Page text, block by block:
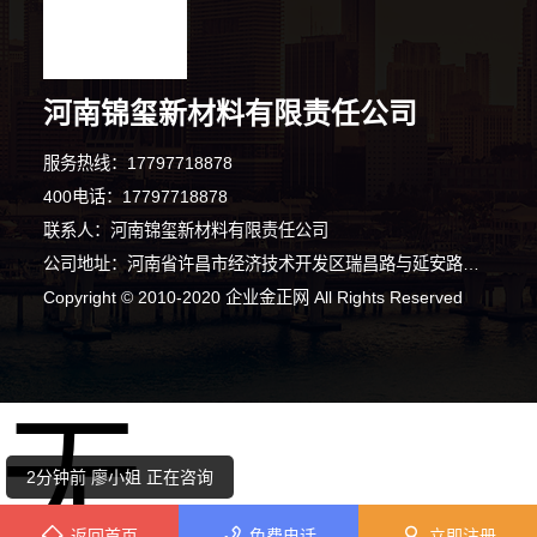
河南锦玺新材料有限责任公司
服务热线：17797718878
400电话：17797718878
联系人：河南锦玺新材料有限责任公司
公司地址：河南省许昌市经济技术开发区瑞昌路与延安路交叉口向西200米路北008号许昌泷阳实业有限公司院内南侧厂房西部1栋101室
Copyright © 2010-2020 企业金正网 All Rights Reserved
7分钟前 韩女士 正在咨询
2分钟前 廖小姐 正在咨询
无